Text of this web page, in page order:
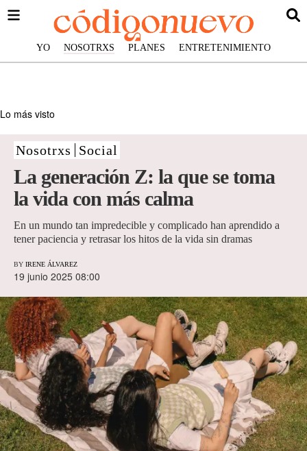
YO NOSOTRXS PLANES ENTRETENIMIENTO
Lo más visto
Nosotrxs Social
La generación Z: la que se toma
la vida con más calma
En un mundo tan impredecible y complicado han aprendido a
tener paciencia y retrasar los hitos de la vida sin dramas
BY IRENE ÁLVAREZ
19 junio 2025 08:00